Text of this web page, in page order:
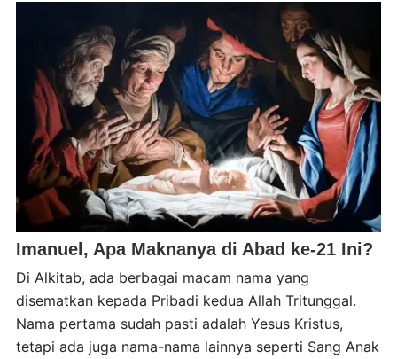
Imanuel, Apa Maknanya di Abad ke-21 Ini?
Di Alkitab, ada berbagai macam nama yang
disematkan kepada Pribadi kedua Allah Tritunggal.
Nama pertama sudah pasti adalah Yesus Kristus,
tetapi ada juga nama-nama lainnya seperti Sang Anak